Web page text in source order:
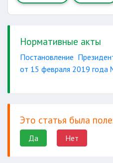
Нормативные акты
Постановление
от 15 февраля 2019
Это статья была
Да Нет